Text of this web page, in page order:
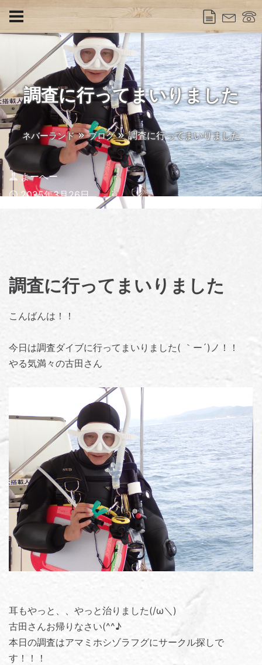
調査に行ってまいりました
ネバーランド ブログ 調査に行ってまいりました
Author
よーへー
Published
2025年3月26日
調査に行ってまいりました
こんばんは！！
今日は調査ダイブに行ってまいりました( ｀ー´)ノ！！
やる気満々の古田さん
耳もやっと、、やっと治りました(/ω＼)
古田さんお帰りなさい(^^♪
本日の調査はアマミホシゾラフグにサークル探しで
す！！！